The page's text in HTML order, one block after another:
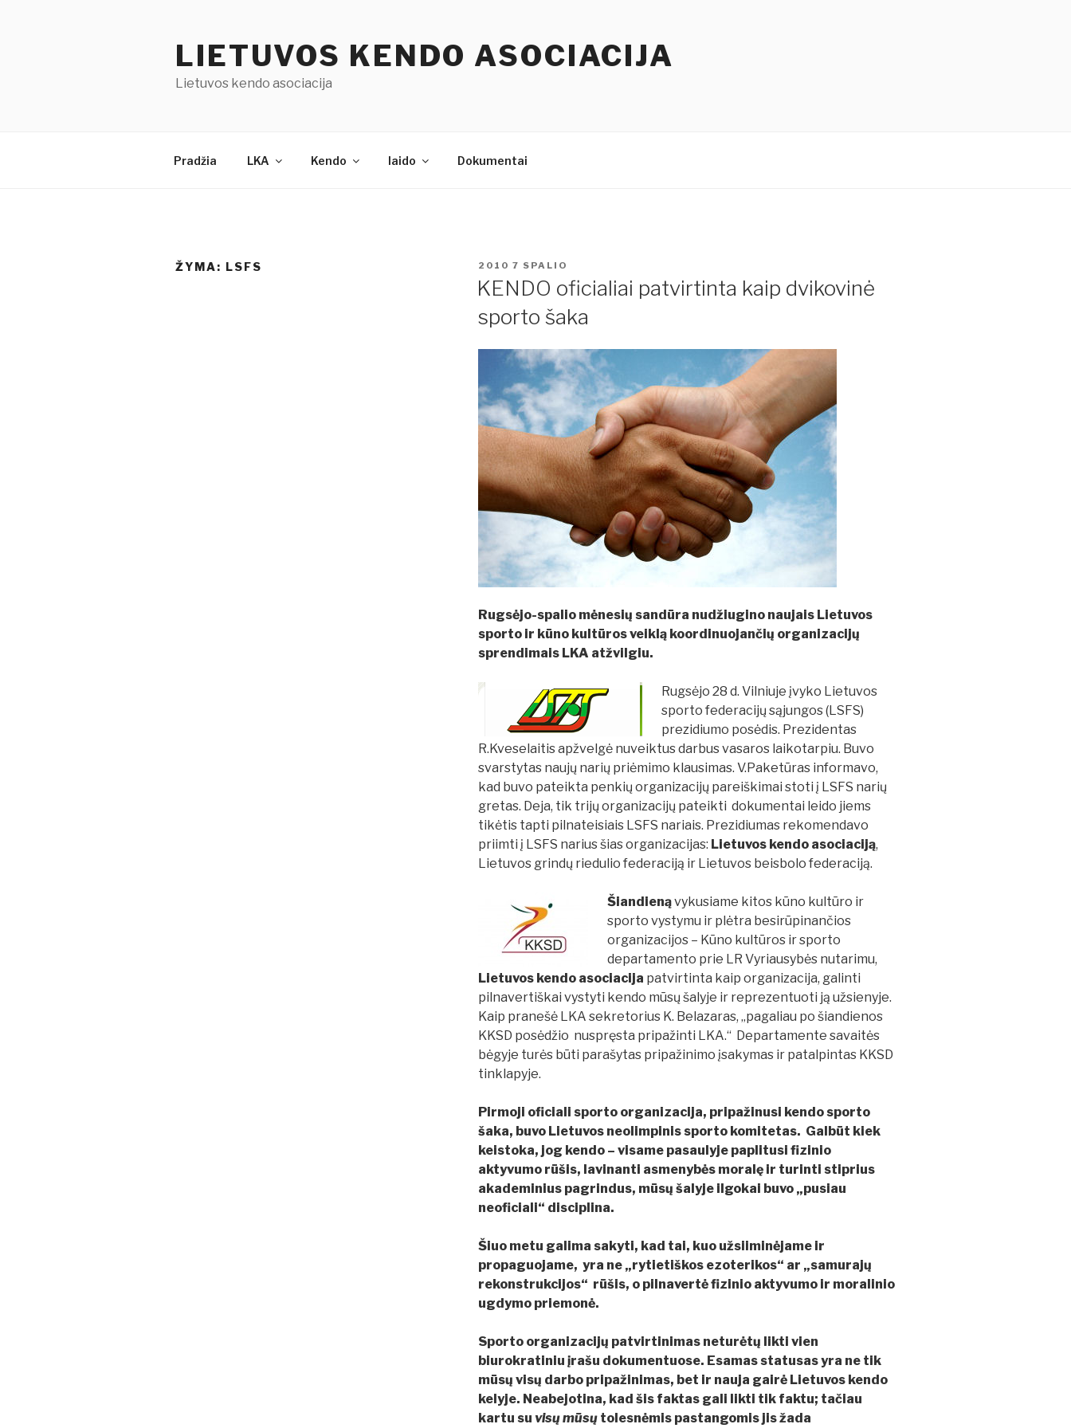
LIETUVOS KENDO ASOCIACIJA
Lietuvos kendo asociacija
Pradžia LKA Kendo Iaido Dokumentai
ŽYMA: LSFS PASKELBTA
2010 7 SPALIO
KENDO oficialiai patvirtinta kaip dvikovinė
sporto šaka
Rugsėjo-spalio mėnesių sandūra nudžiugino naujais Lietuvos
sporto ir kūno kultūros veiklą koordinuojančių organizacijų
sprendimais LKA atžvilgiu.
Rugsėjo 28 d. Vilniuje įvyko Lietuvos
sporto federacijų sąjungos (LSFS)
prezidiumo posėdis. Prezidentas
R.Kveselaitis apžvelgė nuveiktus darbus vasaros laikotarpiu. Buvo
svarstytas naujų narių priėmimo klausimas. V.Paketūras informavo,
kad buvo pateikta penkių organizacijų pareiškimai stoti į LSFS narių
gretas. Deja, tik trijų organizacijų pateikti dokumentai leido jiems
tikėtis tapti pilnateisiais LSFS nariais. Prezidiumas rekomendavo
priimti į LSFS narius šias organizacijas: Lietuvos kendo asociaciją,
Lietuvos grindų riedulio federaciją ir Lietuvos beisbolo federaciją.
Šiandienąvykusiame kitos kūno kultūro ir
sporto vystymu ir plėtra besirūpinančios
organizacijos – Kūno kultūros ir sporto
departamento prie LR Vyriausybės nutarimu,
Lietuvos kendo asociacija patvirtinta kaip organizacija, galinti
pilnavertiškai vystyti kendo mūsų šalyje ir reprezentuoti ją užsienyje.
Kaip pranešė LKA sekretorius K. Belazaras, „pagaliau po šiandienos
KKSD posėdžio nuspręsta pripažinti LKA.“ Departamente savaitės
bėgyje turės būti parašytas pripažinimo įsakymas ir patalpintas KKSD
tinklapyje.
Pirmoji oficiali sporto organizacija, pripažinusi kendo sporto
šaka, buvo Lietuvos neolimpinis sporto komitetas. Galbūt kiek
keistoka, jog kendo – visame pasaulyje paplitusi fizinio
aktyvumo rūšis, lavinanti asmenybės moralę ir turinti stiprius
akademinius pagrindus, mūsų šalyje ilgokai buvo „pusiau
neoficiali“ disciplina.
Šiuo metu galima sakyti, kad tai, kuo užsiiminėjame ir
propaguojame, yra ne „rytietiškos ezoterikos“ ar „samurajų
rekonstrukcijos“ rūšis, o pilnavertė fizinio aktyvumo ir moralinio
ugdymo priemonė.
Sporto organizacijų patvirtinimas neturėtų likti vien
biurokratiniu įrašu dokumentuose. Esamas statusas yra ne tik
mūsų visų darbo pripažinimas, bet ir nauja gairė Lietuvos kendo
kelyje. Neabejotina, kad šis faktas gali likti tik faktu; tačiau
kartu su visų mūsųtolesnėmis pastangomis jis žada